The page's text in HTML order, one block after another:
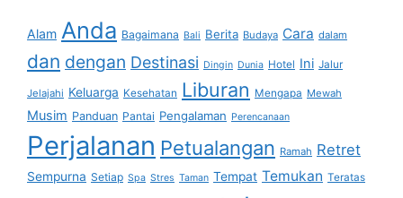
Alam Anda Bagaimana Bali Berita Budaya Cara dalam
dan dengan Destinasi Dingin Dunia Hotel Ini Jalur
Jelajahi Keluarga Kesehatan Liburan Mengapa Mewah
Musim Panduan Pantai Pengalaman Perencanaan
Perjalanan Petualangan Ramah Retret
Sempurna Setiap Spa Stres Taman Tempat Temukan Teratas